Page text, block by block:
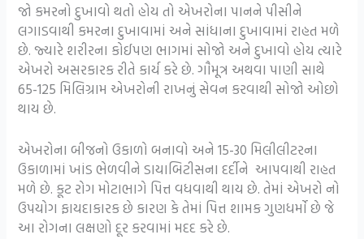
જો કમરનો દુખાવો થતો હોય તો એખરોના પાનને પીસીને
લગાડવાથી કમરના દુખાવામાં અને સાંધાના દુખાવામાં રાહત મળે
છે. જ્યારે શરીરના કોઈપણ ભાગમાં સોજો અને દુખાવો હોય ત્યારે
એખરો અસરકારક રીતે કાર્ય કરે છે. ગૌમૂત્ર અથવા પાણી સાથે
65-125 મિલિગ્રામ એખરોની રાખનું સેવન કરવાથી સોજો ઓછો
થાય છે.
એખરોના બીજનો ઉકાળો બનાવો અને 15-30 મિલીલીટરના
ઉકાળામાં ખાંડ ભેળવીને ડાયાબિટીસના દર્દીને આપવાથી રાહત
મળે છે. કૂટ રોગ મોટાભાગે પિત્ત વધવાથી થાય છે. તેમાં એખરો નો
ઉપયોગ ફાયદાકારક છે કારણ કે તેમાં પિત્ત શામક ગુણધર્મો છે જે
આ રોગના લક્ષણો દૂર કરવામાં મદદ કરે છે.